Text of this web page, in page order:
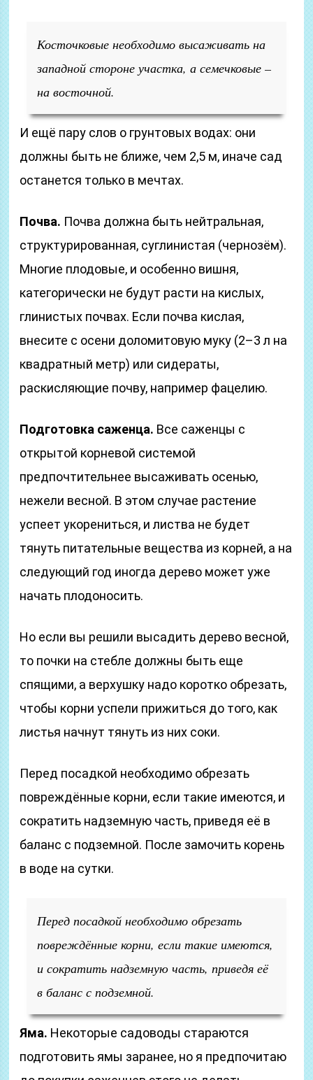
Косточковые необходимо высаживать на
западной стороне участка, а семечковые –
на восточной.
И ещё пару слов о грунтовых водах: они
должны быть не ближе, чем 2,5 м, иначе сад
останется только в мечтах.
Почва. Почва должна быть нейтральная,
структурированная, суглинистая (чернозём).
Многие плодовые, и особенно вишня,
категорически не будут расти на кислых,
глинистых почвах. Если почва кислая,
внесите с осени доломитовую муку (2–3 л на
квадратный метр) или сидераты,
раскисляющие почву, например фацелию.
Подготовка саженца. Все саженцы с
открытой корневой системой
предпочтительнее высаживать осенью,
нежели весной. В этом случае растение
успеет укорениться, и листва не будет
тянуть питательные вещества из корней, а на
следующий год иногда дерево может уже
начать плодоносить.
Но если вы решили высадить дерево весной,
то почки на стебле должны быть еще
спящими, а верхушку надо коротко обрезать,
чтобы корни успели прижиться до того, как
листья начнут тянуть из них соки.
Перед посадкой необходимо обрезать
повреждённые корни, если такие имеются, и
сократить надземную часть, приведя её в
баланс с подземной. После замочить корень
в воде на сутки.
Перед посадкой необходимо обрезать
повреждённые корни, если такие имеются,
и сократить надземную часть, приведя её
в баланс с подземной.
Яма. Некоторые садоводы стараются
подготовить ямы заранее, но я предпочитаю